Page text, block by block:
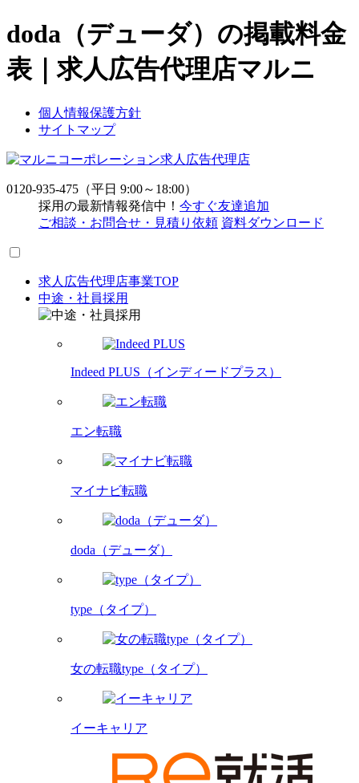
doda（デューダ）の掲載料金
表｜求人広告代理店マルニ
個人情報保護方針
サイトマップ
求人広告代理店
0120-935-475 （平日 9:00～18:00）
採用の最新情報発信中！ 今すぐ友達追加
ご相談・お問合せ・見積り依頼 資料ダウンロード
求人広告代理店事業TOP
中途・社員採用
Indeed PLUS （インディードプラス）
エン転職
マイナビ転職
doda（デューダ）
type（タイプ）
女の転職type（タイプ）
イーキャリア